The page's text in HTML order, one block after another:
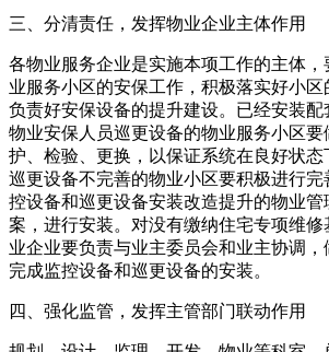
三、分清责任，发挥物业企业主体作用
各物业服务企业是实施本项工作的主体
业服务小区的安保工作，积极落实好小
负责好安保设备的提升建设。已经安装
物业安保人员巡更设备的物业服务小区
护、检验、更换，以保证系统在良好状态
巡更设备不完善的物业小区要积极进行
控设备和巡更设备安装改造提升的物业
案，进行安装。对没有缴纳住宅专项维
业企业要负责与业主委员会和业主协调
完成监控设备和巡更设备的安装。
四、强化监管，发挥主管部门联动作用